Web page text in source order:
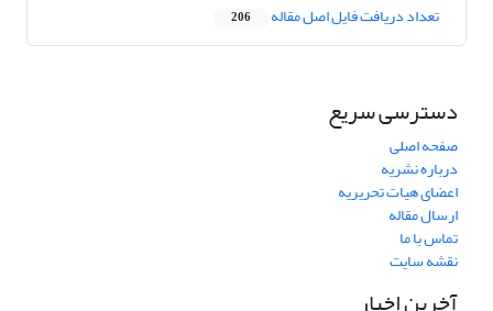
تعداد دریافت فایل اصل مقاله 206
دسترسی سریع
صفحه اصلی
درباره نشریه
اعضای هیات تحریریه
ارسال مقاله
تماس با ما
نقشه سایت